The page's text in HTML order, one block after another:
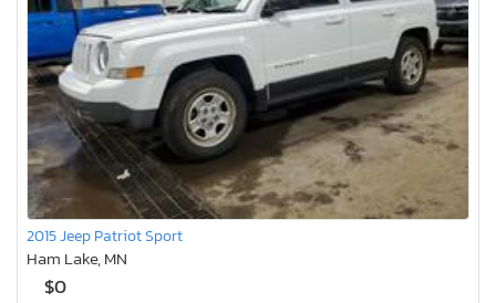
2015 Jeep Patriot Sport
Ham Lake, MN
$0